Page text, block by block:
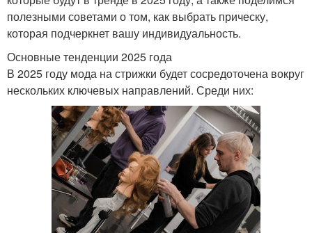
полезными советами о том, как выбрать прическу,
которая подчеркнет вашу индивидуальность.
Основные тенденции 2025 года
В 2025 году мода на стрижки будет сосредоточена вокруг
нескольких ключевых направлений. Среди них: